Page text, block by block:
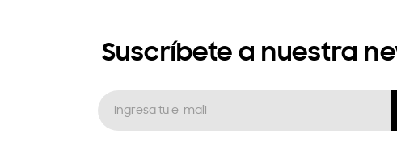
Suscríbete a nuestra